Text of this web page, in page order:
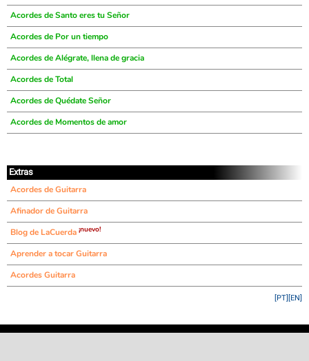
Acordes de Santo eres tu Señor
Acordes de Por un tiempo
Acordes de Alégrate, llena de gracia
Acordes de Total
Acordes de Quédate Señor
Acordes de Momentos de amor
Extras
Acordes de Guitarra
Afinador de Guitarra
Blog de LaCuerda ¡nuevo!
Aprender a tocar Guitarra
Acordes Guitarra
[EN]
[PT]